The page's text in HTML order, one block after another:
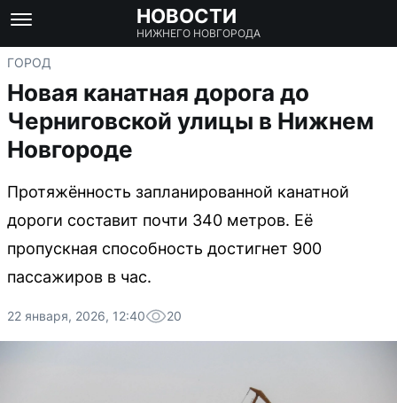
НОВОСТИ
НИЖНЕГО НОВГОРОДА
ГОРОД
Новая канатная дорога до
Черниговской улицы в Нижнем
Новгороде
Протяжённость запланированной канатной
дороги составит почти 340 метров. Её
пропускная способность достигнет 900
пассажиров в час.
22 января, 2026, 12:40 20